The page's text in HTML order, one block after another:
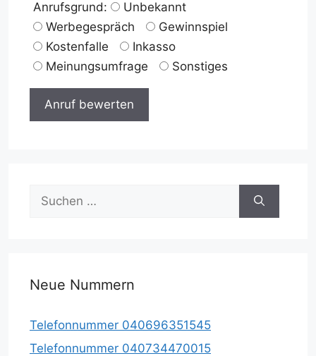
Adresse
Anrufsgrund:
Unbekannt
Werbegespräch
Gewinnspiel
Kostenfalle
Inkasso
Meinungsumfrage
Sonstiges
nach:
Neue Nummern
Telefonnummer 040696351545
Telefonnummer 040734470015